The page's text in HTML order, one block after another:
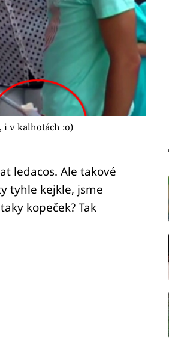
i v kalhotách :o)
ledacos. Ale takové
tyhle kejkle, jsme
kopeček? Tak